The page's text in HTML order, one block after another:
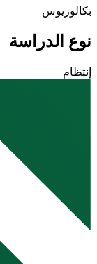
بكالوريوس
نوع الدراسة
إنتظام